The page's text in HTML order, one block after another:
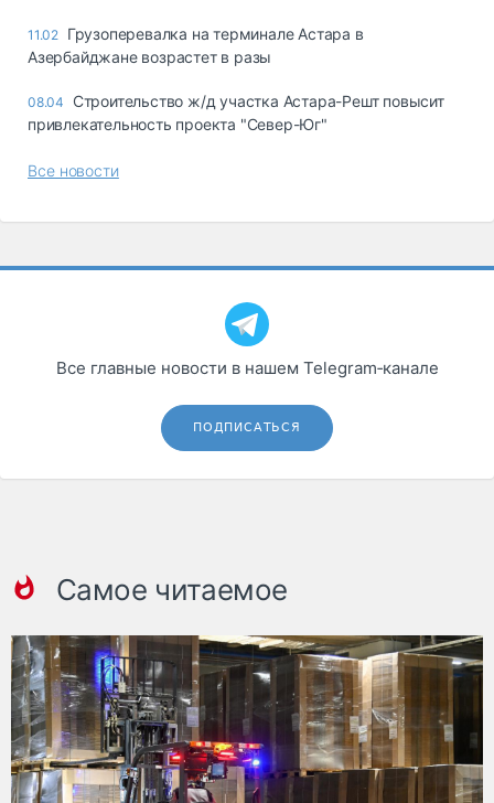
11.02 Грузоперевалка на терминале Астара в
Азербайджане возрастет в разы
08.04
Строительство ж/д участка Астара-Решт повысит
привлекательность проекта "Север-Юг"
Все новости
Все главные новости в нашем Telegram‑канале
ПОДПИСАТЬСЯ
Самое читаемое